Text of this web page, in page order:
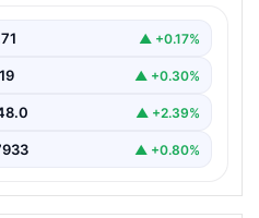
▲ +0.17%
▲ +0.30%
▲ +2.39%
▲ +0.80%